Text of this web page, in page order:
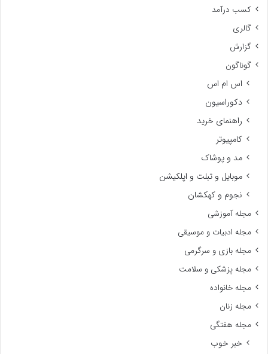
کسب درآمد
گالری
گزارش
گوناگون
اس ام اس
دکوراسیون
راهنمای خرید
کامپیوتر
مد و پوشاک
موبایل و تبلت و اپلکیشن
نجوم و کهکشان
مجله آموزشی
مجله ادبیات و موسیقی
مجله بازی و سرگرمی
مجله پزشکی و سلامت
مجله خانواده
مجله زنان
مجله هفتگی
خبر خوب